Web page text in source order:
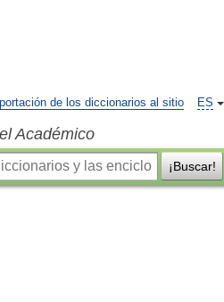
ES
de los diccionarios al sitio
Académico
¡Buscar!